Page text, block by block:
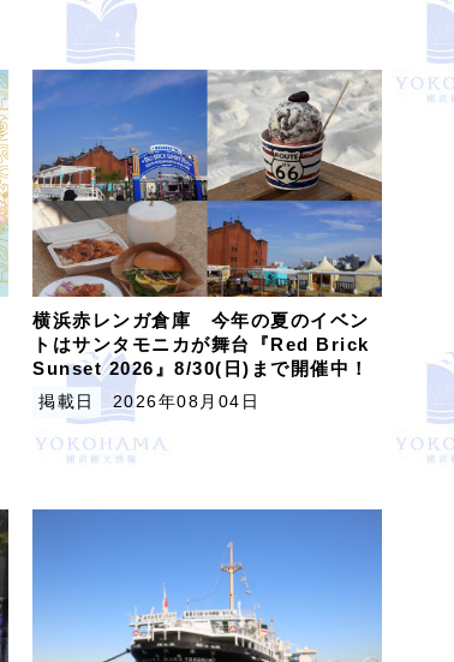
横浜赤レンガ倉庫 今年の夏のイベン
トはサンタモニカが舞台『Red Brick
Sunset 2026』8/30(日)まで開催中！
掲載日 2026年08月04日